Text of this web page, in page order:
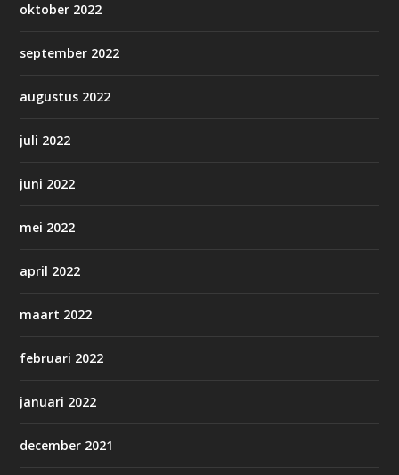
oktober 2022
september 2022
augustus 2022
juli 2022
juni 2022
mei 2022
april 2022
maart 2022
februari 2022
januari 2022
december 2021